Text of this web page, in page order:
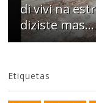
di vivi na
diziste mas...
Etiquetas